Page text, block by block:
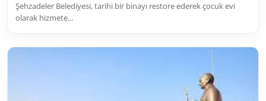
Şehzadeler Belediyesi, tarihi bir binayı restore ederek çocuk evi
olarak hizmete...